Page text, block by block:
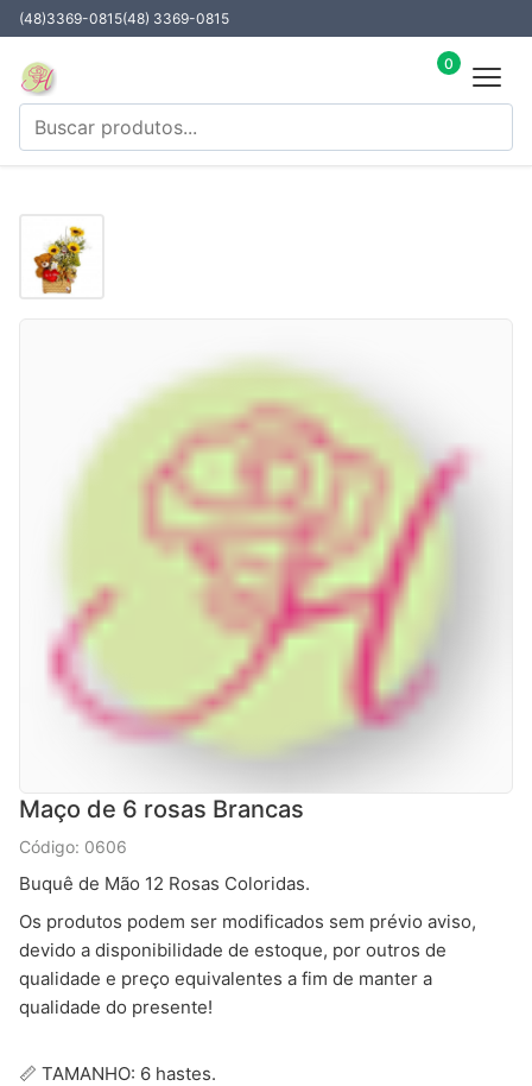
(48)3369-0815(48) 3369-0815
0
Maço de 6 rosas Brancas
Código: 0606
Buquê de Mão 12 Rosas Coloridas.
Os produtos podem ser modificados sem prévio aviso,
devido a disponibilidade de estoque, por outros de
qualidade e preço equivalentes a fim de manter a
qualidade do presente!
📏 TAMANHO: 6 hastes.